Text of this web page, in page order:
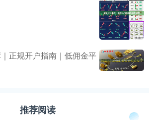
正规开户指南｜低佣金平
推荐阅读